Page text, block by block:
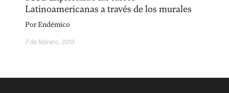
Latinoamericanas a través de los murales
PorEndémico
7 de febrero, 2019
acerca
equipo política de envíos